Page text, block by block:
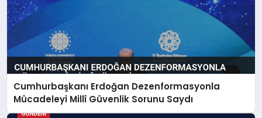
Cumhurbaşkanı Erdoğan Dezenformasyonla
Mücadeleyi Millî Güvenlik Sorunu Saydı